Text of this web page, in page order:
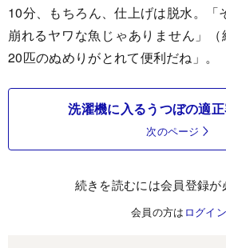
10分、もちろん、仕上げは脱水。「
崩れるヤワな魚じゃありません」
20匹のぬめりがとれて便利だね」。
洗濯機に入るうつぼの適
次のページ
続きを読むには会員登録が
会員の方は ログイン